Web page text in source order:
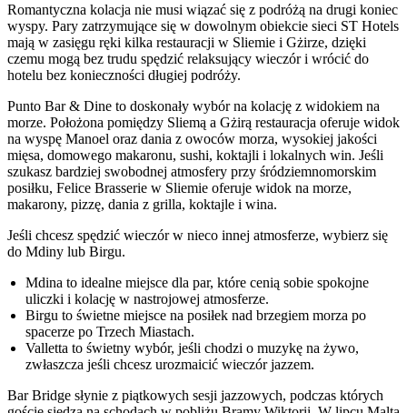
Romantyczna kolacja nie musi wiązać się z podróżą na drugi koniec
wyspy. Pary zatrzymujące się w dowolnym obiekcie sieci ST Hotels
mają w zasięgu ręki kilka restauracji w Sliemie i Gżirze, dzięki
czemu mogą bez trudu spędzić relaksujący wieczór i wrócić do
hotelu bez konieczności długiej podróży.
Punto Bar & Dine to doskonały wybór na kolację z widokiem na
morze. Położona pomiędzy Sliemą a Gżirą restauracja oferuje widok
na wyspę Manoel oraz dania z owoców morza, wysokiej jakości
mięsa, domowego makaronu, sushi, koktajli i lokalnych win. Jeśli
szukasz bardziej swobodnej atmosfery przy śródziemnomorskim
posiłku, Felice Brasserie w Sliemie oferuje widok na morze,
makarony, pizzę, dania z grilla, koktajle i wina.
Jeśli chcesz spędzić wieczór w nieco innej atmosferze, wybierz się
do Mdiny lub Birgu.
Mdina to idealne miejsce dla par, które cenią sobie spokojne
uliczki i kolację w nastrojowej atmosferze.
Birgu to świetne miejsce na posiłek nad brzegiem morza po
spacerze po Trzech Miastach.
Valletta to świetny wybór, jeśli chodzi o muzykę na żywo,
zwłaszcza jeśli chcesz urozmaicić wieczór jazzem.
Bar Bridge słynie z piątkowych sesji jazzowych, podczas których